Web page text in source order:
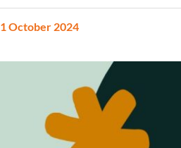
1 October 2024